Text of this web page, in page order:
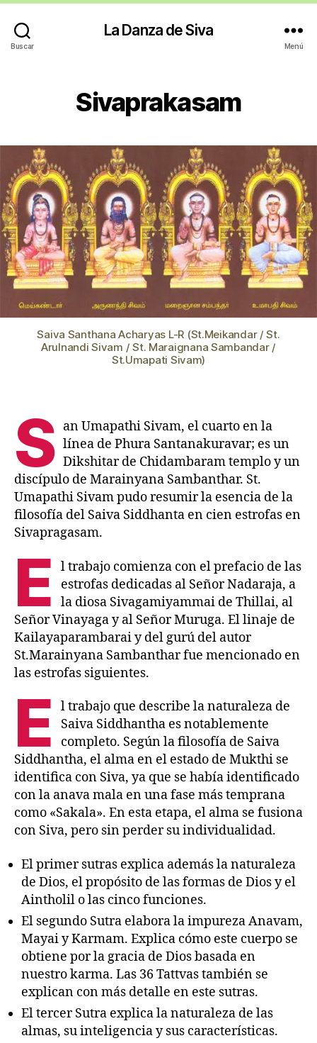
Buscar
La Danza de Siva
Menú
Sivaprakasam
Saiva Santhana Acharyas L-R (St.Meikandar / St.
Arulnandi Sivam / St. Maraignana Sambandar /
St.Umapati Sivam)
S an Umapathi Sivam, el cuarto en la
línea de Phura Santanakuravar; es un
Dikshitar de Chidambaram templo y un
discípulo de Marainyana Sambanthar. St.
Umapathi Sivam pudo resumir la esencia de la
filosofía del Saiva Siddhanta en cien estrofas en
Sivapragasam.
E
l trabajo comienza con el prefacio de las
estrofas dedicadas al Señor Nadaraja, a
la diosa Sivagamiyammai de Thillai, al
Señor Vinayaga y al Señor Muruga. El linaje de
Kailayaparambarai y del gurú del autor
St.Marainyana Sambanthar fue mencionado en
las estrofas siguientes.
E
l trabajo que describe la naturaleza de
Saiva Siddhantha es notablemente
completo. Según la filosofía de Saiva
Siddhantha, el alma en el estado de Mukthi se
identifica con Siva, ya que se había identificado
con la anava mala en una fase más temprana
como «Sakala». En esta etapa, el alma se fusiona
con Siva, pero sin perder su individualidad.
El primer sutras explica además la naturaleza
de Dios, el propósito de las formas de Dios y el
Aintholil o las cinco funciones.
El segundo Sutra elabora la impureza Anavam,
Mayai y Karmam. Explica cómo este cuerpo se
obtiene por la gracia de Dios basada en
nuestro karma. Las 36 Tattvas también se
explican con más detalle en este sutras.
El tercer Sutra explica la naturaleza de las
almas, su inteligencia y sus características.